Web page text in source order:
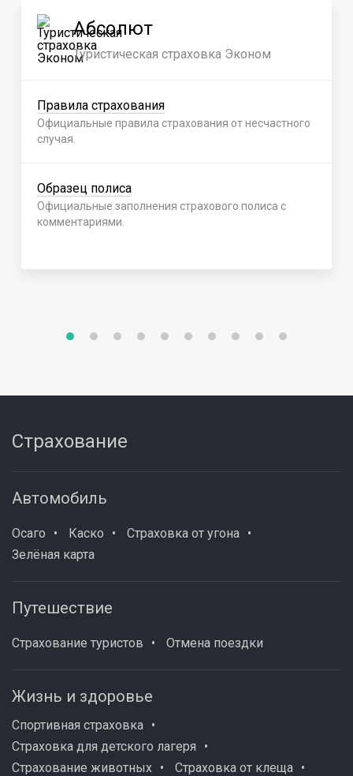
Абсолют
Туристическая страховка Эконом
Правила страхования
Официальные правила страхования от несчастного
случая.
Образец полиса
Официальные заполнения страхового полиса с
комментариями.
Страхование
Автомобиль
Осаго Каско
Страховка от угона
Зелёная карта
Путешествие
Страхование туристов Отмена поездки
Жизнь и здоровье
Спортивная страховка
Страховка для детского лагеря
Страхование животных
Страховка от клеща